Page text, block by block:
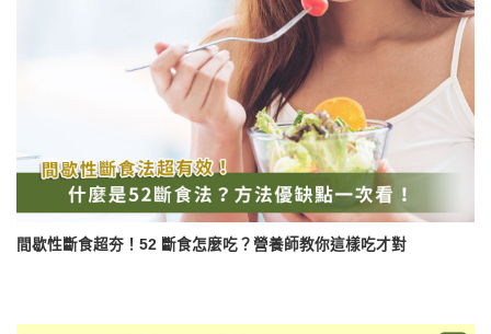
間歇性斷食超夯！52 斷食怎麼吃？營養師教你這樣吃才對